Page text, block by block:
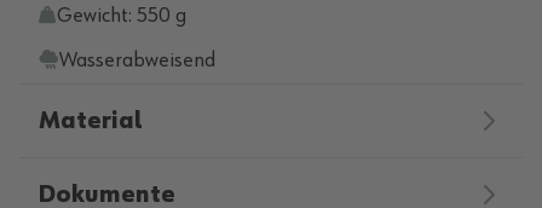
Gewicht: 550 g
Wasserabweisend
Material
Dokumente